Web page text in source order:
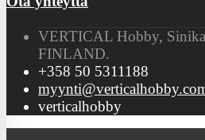
VERTICAL Hobby,
FINLAND.
+358 50 5311188
verticalhobby